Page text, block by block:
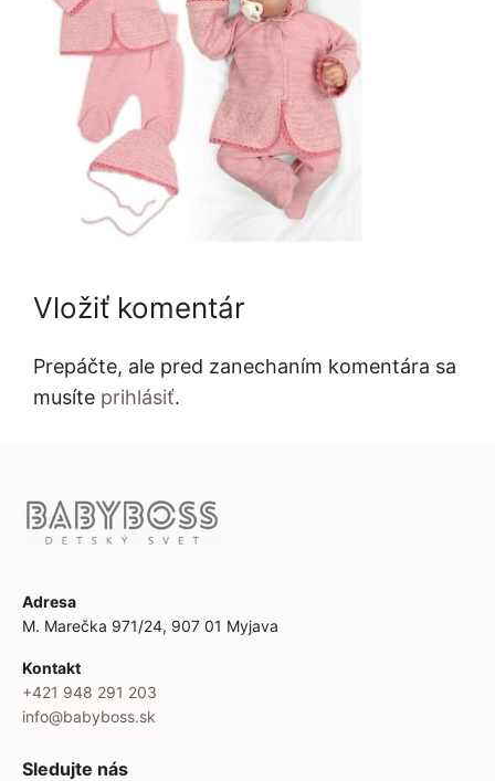
Vložiť komentár
Prepáčte, ale pred zanechaním komentára sa
musíte prihlásiť.
Adresa
M. Marečka 971/24, 907 01 Myjava
Kontakt
+421 948 291 203
info@babyboss.sk
Sledujte nás